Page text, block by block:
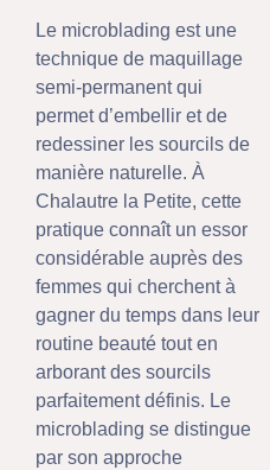
Le microblading est une
technique de maquillage
semi-permanent qui
permet d’embellir et de
redessiner les sourcils de
manière naturelle. À
Chalautre la Petite, cette
pratique connaît un essor
considérable auprès des
femmes qui cherchent à
gagner du temps dans leur
routine beauté tout en
arborant des sourcils
parfaitement définis. Le
microblading se distingue
par son approche